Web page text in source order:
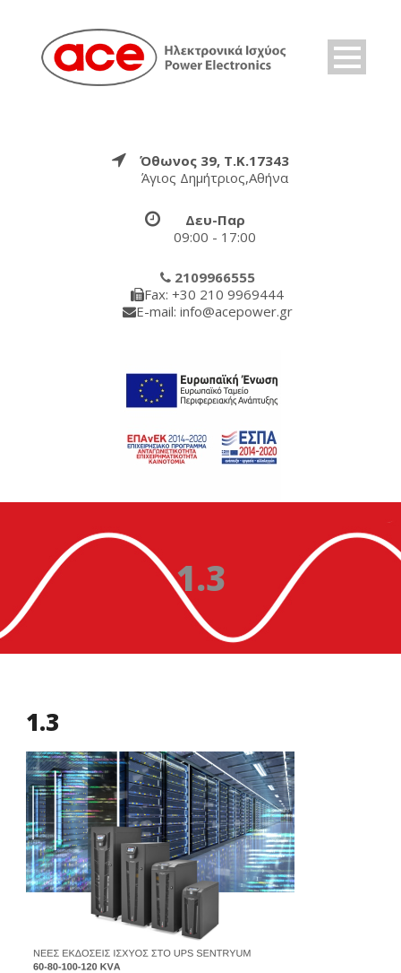
Όθωνος 39, Τ.Κ.17343
Άγιος Δημήτριος,Αθήνα
Δευ-Παρ
09:00 - 17:00
2109966555
Fax: +30 210 9969444
E-mail: info@acepower.gr
1.3
1.3